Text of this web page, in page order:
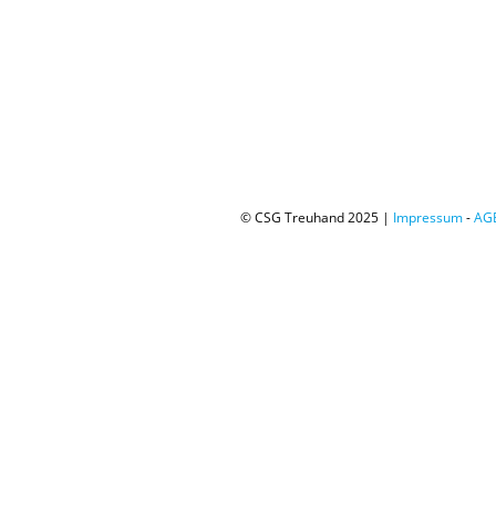
© CSG Treuhand 2025 | Impressum-